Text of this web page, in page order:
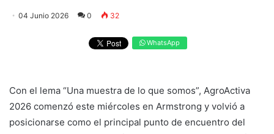
04 Junio 2026 0 32
WhatsApp
Con el lema “Una muestra de lo que somos”, AgroActiva
2026 comenzó este miércoles en Armstrong y volvió a
posicionarse como el principal punto de encuentro del